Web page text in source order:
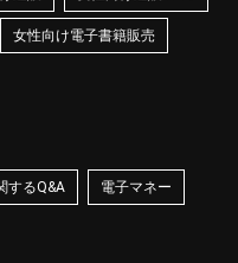
女性向け電子書籍販売
するQ&A 電子マネー